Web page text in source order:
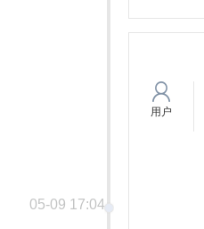
05-09 17:04
用户